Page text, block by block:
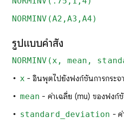
NORMINV(A2,A3,A4)
รูปแบบคำสั่ง
NORMINV(x, mean,
x - อินพุตไปยังฟังก์ชันการกระจ
mean - ค่าเฉลี่ย (mu) ของฟังก์
standard_deviation - ค่